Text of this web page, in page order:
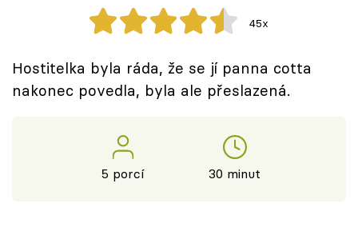
Speciál: Cuketa
Těhotnej kuchař
Sledujte prima+
45x
Hostitelka byla ráda, že se jí panna cotta
nakonec povedla, byla ale přeslazená.
5 porcí 30 minut